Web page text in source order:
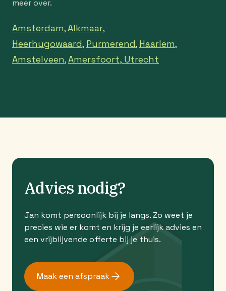
meer over.
Amsterdam,Alkmaar,
Heerhugowaard, Purmerend, Haarlem,
Amstelveen,Amersfoort, Utrecht
Advies nodig?
Jan komt persoonlijk bij je langs. Zo weet je
precies wie er komt en krijg je eerlijk advies en
een vrijblijvende offerte bij je thuis.
Maak een afspraak